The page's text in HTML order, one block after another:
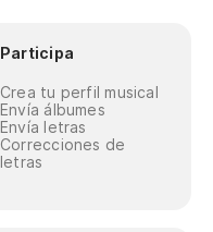
Participa
Crea tu perfil musical
Envía álbumes
Envía letras
Correcciones de
letras